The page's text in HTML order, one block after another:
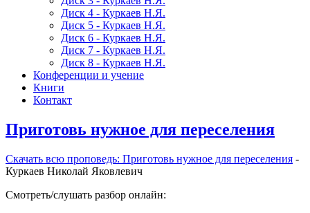
Диск 4 - Куркаев Н.Я.
Диск 5 - Куркаев Н.Я.
Диск 6 - Куркаев Н.Я.
Диск 7 - Куркаев Н.Я.
Диск 8 - Куркаев Н.Я.
Конференции и учение
Книги
Контакт
Приготовь нужное для переселения
Скачать вcю проповедь: Приготовь нужное для переселения -
Куркаев Николай Яковлевич
Смотреть/слушать разбор онлайн: